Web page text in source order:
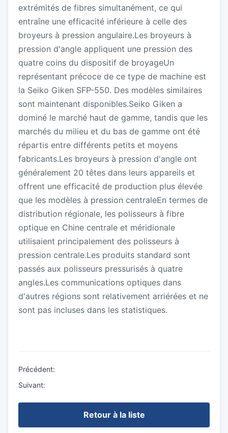
extrémités de fibres simultanément, ce qui
entraîne une efficacité inférieure à celle des
broyeurs à pression angulaire.Les broyeurs à
pression d'angle appliquent une pression des
quatre coins du dispositif de broyageUn
représentant précoce de ce type de machine est
la Seiko Giken SFP-550. Des modèles similaires
sont maintenant disponibles.Seiko Giken a
dominé le marché haut de gamme, tandis que les
marchés du milieu et du bas de gamme ont été
répartis entre différents petits et moyens
fabricants.Les broyeurs à pression d'angle ont
généralement 20 têtes dans leurs appareils et
offrent une efficacité de production plus élevée
que les modèles à pression centraleEn termes de
distribution régionale, les polisseurs à fibre
optique en Chine centrale et méridionale
utilisaient principalement des polisseurs à
pression centrale.Les produits standard sont
passés aux polisseurs pressurisés à quatre
angles.Les communications optiques dans
d'autres régions sont relativement arriérées et ne
sont pas incluses dans les statistiques.
Précédent:
Suivant:
Retour à la liste